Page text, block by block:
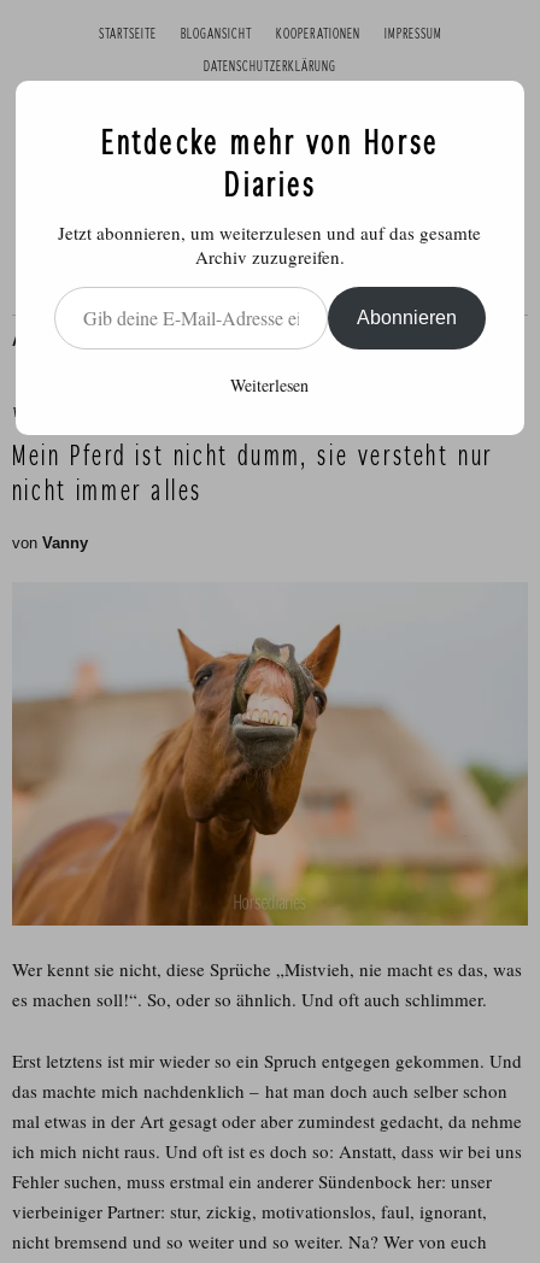
STARTSEITE BLOGANSICHT KOOPERATIONEN IMPRESSUM
DATENSCHUTZERKLÄRUNG
ALLGEMEIN
Veröffentlicht am
Mein Pferd ist nicht dumm, sie versteht nur
nicht immer alles
von Vanny
Wer kennt sie nicht, diese Sprüche „Mistvieh, nie macht es das, was
es machen soll!“. So, oder so ähnlich. Und oft auch schlimmer.
Erst letztens ist mir wieder so ein Spruch entgegen gekommen. Und
das machte mich nachdenklich – hat man doch auch selber schon
mal etwas in der Art gesagt oder aber zumindest gedacht, da nehme
ich mich nicht raus. Und oft ist es doch so: Anstatt, dass wir bei uns
Fehler suchen, muss erstmal ein anderer Sündenbock her: unser
vierbeiniger Partner: stur, zickig, motivationslos, faul, ignorant,
nicht bremsend und so weiter und so weiter. Na? Wer von euch
Entdecke mehr von Horse
Diaries
Jetzt abonnieren, um weiterzulesen und auf das gesamte
Archiv zuzugreifen.
Gib deine E-Mail-Adresse ein ...
Abonnieren
Weiterlesen